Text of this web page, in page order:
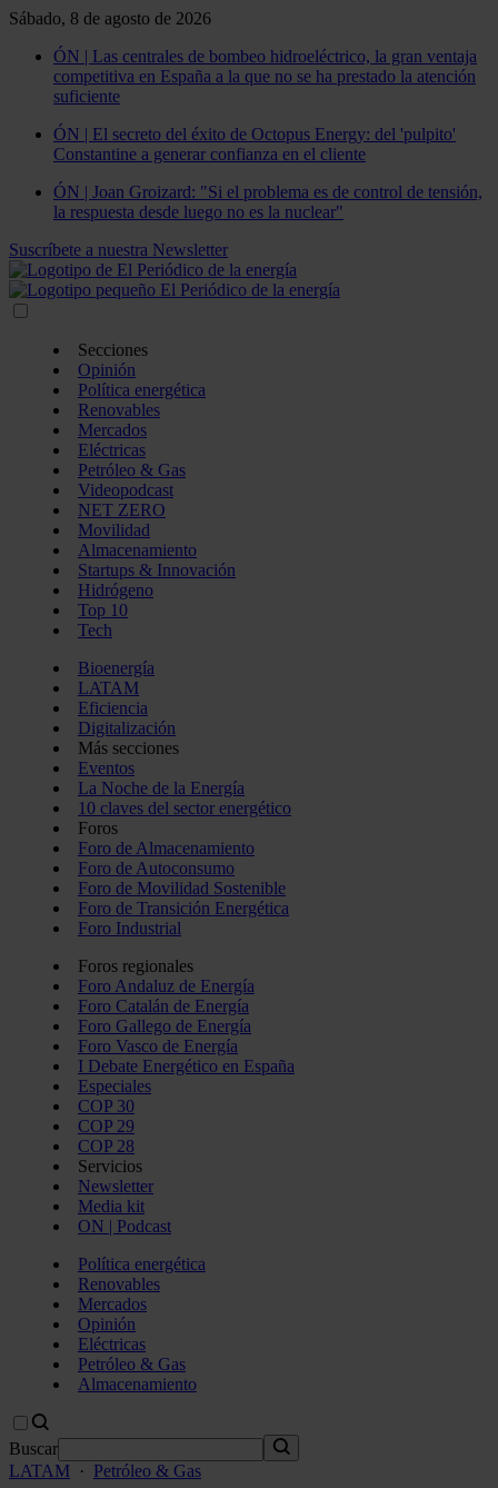
Sábado, 8 de agosto de 2026
ÓN | Las centrales de bombeo hidroeléctrico, la gran ventaja
competitiva en España a la que no se ha prestado la atención
suficiente
ÓN | El secreto del éxito de Octopus Energy: del 'pulpito'
Constantine a generar confianza en el cliente
ÓN | Joan Groizard: "Si el problema es de control de tensión,
la respuesta desde luego no es la nuclear"
Suscríbete a nuestra Newsletter
Secciones
Opinión
Política energética
Renovables
Mercados
Eléctricas
Petróleo & Gas
Videopodcast
NET ZERO
Movilidad
Almacenamiento
Startups & Innovación
Hidrógeno
Top 10
Tech
Bioenergía
LATAM
Eficiencia
Digitalización
Más secciones
Eventos
La Noche de la Energía
10 claves del sector energético
Foros
Foro de Almacenamiento
Foro de Autoconsumo
Foro de Movilidad Sostenible
Foro de Transición Energética
Foro Industrial
Foros regionales
Foro Andaluz de Energía
Foro Catalán de Energía
Foro Gallego de Energía
Foro Vasco de Energía
I Debate Energético en España
Especiales
COP 30
COP 29
COP 28
Servicios
Newsletter
Media kit
ON | Podcast
Política energética
Renovables
Mercados
Opinión
Eléctricas
Petróleo & Gas
Almacenamiento
Buscar
LATAM · Petróleo & Gas